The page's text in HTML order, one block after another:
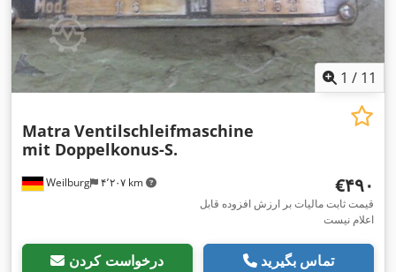
1 / 11
Weilburg ۴٬۲۰۷ km
Matra Ventilschleifmaschine
mit Doppelkonus-S.
‎€۴۹۰
قیمت ثابت مالیات بر ارزش افزوده قابل
اعلام نیست
درخواست کردن تماس بگیرید